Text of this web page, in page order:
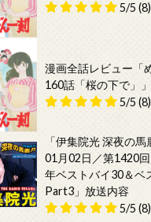
5/5 (8)
漫画全話レビュー「
160話「桜の下で」」
5/5 (8)
「伊集院光 深夜の
01月02日／第1420
年ベストバイ30＆ベ
Part3」放送内容
5/5 (8)